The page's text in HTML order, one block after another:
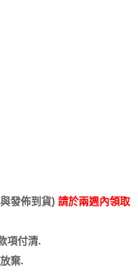
發佈到貨) 請於兩週內領取
項付清.
棄.